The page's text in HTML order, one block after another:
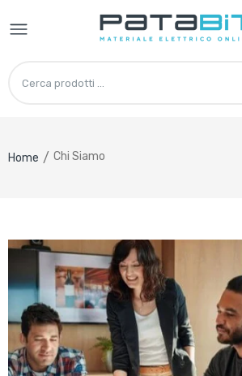
Home Chi Siamo